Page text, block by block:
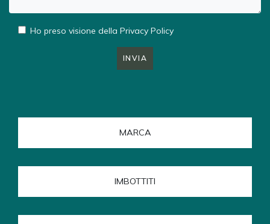
Ho preso visione della Privacy Policy
INVIA
MARCA
IMBOTTITI